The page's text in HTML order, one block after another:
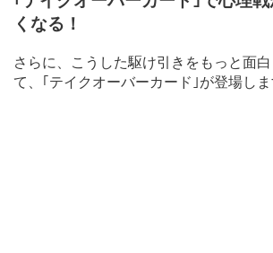
くなる！
さらに、こうした駆け引きをもっと面
て、｢テイクオーバーカード｣が登場しま